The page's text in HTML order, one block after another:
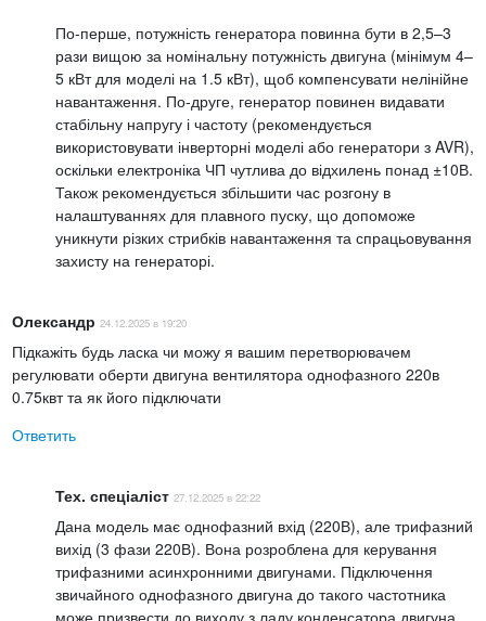
По-перше, потужність генератора повинна бути в 2,5–3
рази вищою за номінальну потужність двигуна (мінімум 4–
5 кВт для моделі на 1.5 кВт), щоб компенсувати нелінійне
навантаження. По-друге, генератор повинен видавати
стабільну напругу і частоту (рекомендується
використовувати інверторні моделі або генератори з AVR),
оскільки електроніка ЧП чутлива до відхилень понад ±10В.
Також рекомендується збільшити час розгону в
налаштуваннях для плавного пуску, що допоможе
уникнути різких стрибків навантаження та спрацьовування
захисту на генераторі.
Олександр 24.12.2025 в 19:20
Підкажіть будь ласка чи можу я вашим перетворювачем
регулювати оберти двигуна вентилятора однофазного 220в
0.75квт та як його підключати
Ответить
Тех. спеціаліст 27.12.2025 в 22:22
Дана модель має однофазний вхід (220В), але трифазний
вихід (3 фази 220В). Вона розроблена для керування
трифазними асинхронними двигунами. Підключення
звичайного однофазного двигуна до такого частотника